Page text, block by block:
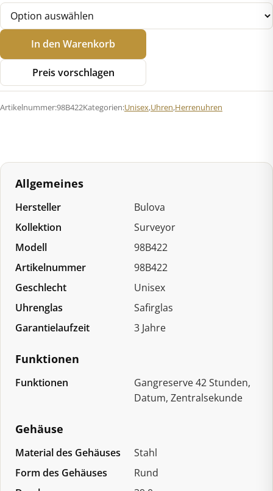
Bulova
98B422
Surveyor
Automatik
In den Warenkorb
Preis vorschlagen
Artikelnummer:98B422Kategorien:Unisex,Uhren,Herrenuhren
Allgemeines
Hersteller
Bulova
Kollektion
Surveyor
Modell
98B422
Artikelnummer
98B422
Geschlecht
Unisex
Uhrenglas
Safirglas
Garantielaufzeit
3 Jahre
Funktionen
Funktionen
Gangreserve 42 Stunden,
Datum, Zentralsekunde
Gehäuse
Material des Gehäuses
Stahl
Form des Gehäuses
Rund